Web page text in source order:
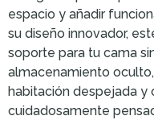
espacio y añadir
su diseño innovador,
soporte para tu cama
almacenamiento
habitación despejada y
cuidadosamente